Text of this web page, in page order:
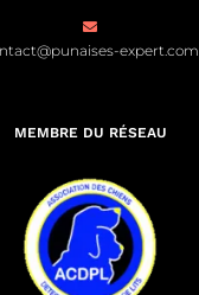
expert.com
MEMBRE DU RÉSEAU